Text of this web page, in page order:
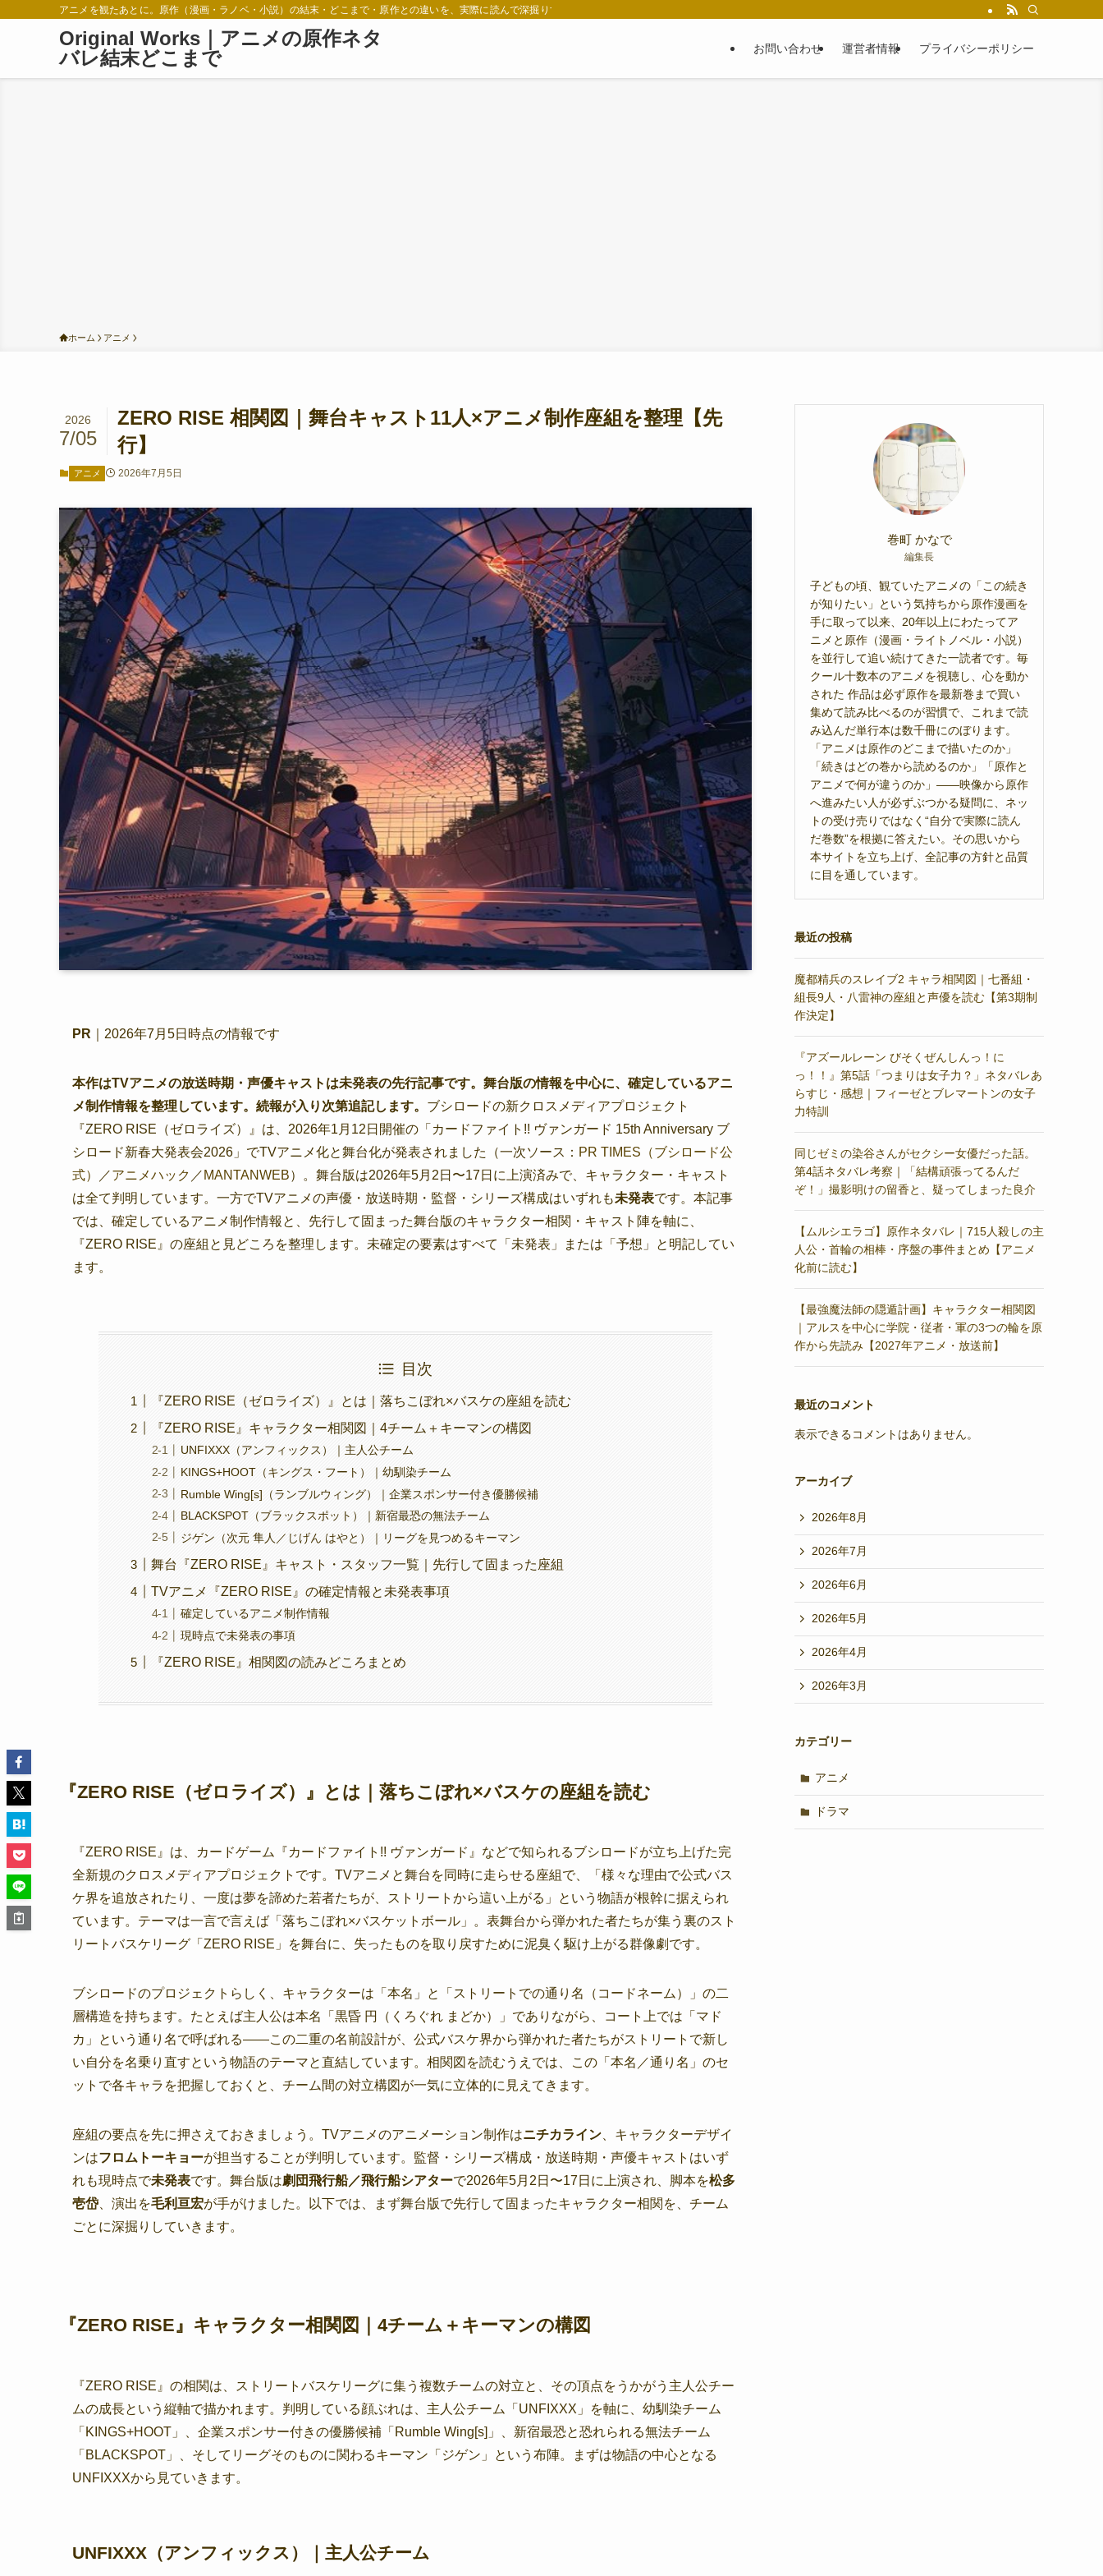
アニメを観たあとに。原作（漫画・ラノベ・小説）の結末・どこまで・原作との違いを、実際に読んで深掘りするメディアです。
Original Works｜アニメの原作ネタ
バレ結末どこまで
お問い合わせ 運営者情報 プライバシーポリシー
ホーム アニメ
ZERO RISE 相関図｜舞台キャスト11人×アニメ制作座組を整理【先
行】
2026
7/05
アニメ 2026年7月5日
PR ｜2026年7月5日時点の情報です
本作はTVアニメの放送時期・声優キャストは未発表の先行記事です。舞台版の情報を中心に、確定しているアニ
メ制作情報を整理しています。続報が入り次第追記します。 ブシロードの新クロスメディアプロジェクト
『ZERO RISE（ゼロライズ）』は、2026年1月12日開催の「カードファイト!! ヴァンガード 15th Anniversary ブ
シロード新春大発表会2026」でTVアニメ化と舞台化が発表されました（一次ソース： PR TIMES（ブシロード公
式）
／アニメハック ／ MANTANWEB）。舞台版は2026年5月2日〜17日に上演済みで、キャラクター・キャスト
は全て判明しています。一方でTVアニメの声優・放送時期・監督・シリーズ構成はいずれも未発表です。本記事
では、確定しているアニメ制作情報と、先行して固まった舞台版のキャラクター相関・キャスト陣を軸に、
『ZERO RISE』の座組と見どころを整理します。未確定の要素はすべて「未発表」または「予想」と明記してい
ます。
目次
『ZERO RISE（ゼロライズ）』とは｜落ちこぼれ×バスケの座組を読む
『ZERO RISE』キャラクター相関図｜4チーム＋キーマンの構図
UNFIXXX（アンフィックス）｜主人公チーム
KINGS+HOOT（キングス・フート）｜幼馴染チーム
Rumble Wing[s]（ランブルウィング）｜企業スポンサー付き優勝候補
BLACKSPOT（ブラックスポット）｜新宿最恐の無法チーム
ジゲン（次元 隼人／じげん はやと）｜リーグを見つめるキーマン
舞台『ZERO RISE』キャスト・スタッフ一覧｜先行して固まった座組
TVアニメ『ZERO RISE』の確定情報と未発表事項
確定しているアニメ制作情報
現時点で未発表の事項
『ZERO RISE』相関図の読みどころまとめ
『ZERO RISE（ゼロライズ）』とは｜落ちこぼれ×バスケの座組を読む
『ZERO RISE』は、カードゲーム『カードファイト!! ヴァンガード』などで知られるブシロードが立ち上げた完
全新規のクロスメディアプロジェクトです。TVアニメと舞台を同時に走らせる座組で、「様々な理由で公式バス
ケ界を追放されたり、一度は夢を諦めた若者たちが、ストリートから這い上がる」という物語が根幹に据えられ
ています。テーマは一言で言えば「落ちこぼれ×バスケットボール」。表舞台から弾かれた者たちが集う裏のスト
リートバスケリーグ「ZERO RISE」を舞台に、失ったものを取り戻すために泥臭く駆け上がる群像劇です。
ブシロードのプロジェクトらしく、キャラクターは「本名」と「ストリートでの通り名（コードネーム）」の二
層構造を持ちます。たとえば主人公は本名「黒昏 円（くろぐれ まどか）」でありながら、コート上では「マド
カ」という通り名で呼ばれる——この二重の名前設計が、公式バスケ界から弾かれた者たちがストリートで新し
い自分を名乗り直すという物語のテーマと直結しています。相関図を読むうえでは、この「本名／通り名」のセ
ットで各キャラを把握しておくと、チーム間の対立構図が一気に立体的に見えてきます。
座組の要点を先に押さえておきましょう。TVアニメのアニメーション制作はニチカライン 、キャラクターデザイ
ンはフロムトーキョーが担当することが判明しています。監督・シリーズ構成・放送時期・声優キャストはいず
れも現時点で未発表です。舞台版は劇団飛行船／飛行船シアターで2026年5月2日〜17日に上演され、脚本を松多
壱岱 、演出を毛利亘宏が手がけました。以下では、まず舞台版で先行して固まったキャラクター相関を、チーム
ごとに深掘りしていきます。
『ZERO RISE』キャラクター相関図｜4チーム＋キーマンの構図
『ZERO RISE』の相関は、ストリートバスケリーグに集う複数チームの対立と、その頂点をうかがう主人公チー
ムの成長という縦軸で描かれます。判明している顔ぶれは、主人公チーム「UNFIXXX」を軸に、幼馴染チーム
「KINGS+HOOT」、企業スポンサー付きの優勝候補「Rumble Wing[s]」、新宿最恐と恐れられる無法チーム
「BLACKSPOT」、そしてリーグそのものに関わるキーマン「ジゲン」という布陣。まずは物語の中心となる
UNFIXXXから見ていきます。
UNFIXXX（アンフィックス）｜主人公チーム
巻町 かなで
編集長
子どもの頃、観ていたアニメの「この続き
が知りたい」という気持ちから原作漫画を
手に取って以来、20年以上にわたってア
ニメと原作（漫画・ライトノベル・小説）
を並行して追い続けてきた一読者です。毎
クール十数本のアニメを視聴し、心を動か
された 作品は必ず原作を最新巻まで買い
集めて読み比べるのが習慣で、これまで読
み込んだ単行本は数千冊にのぼります。
「アニメは原作のどこまで描いたのか」
「続きはどの巻から読めるのか」「原作と
アニメで何が違うのか」——映像から原作
へ進みたい人が必ずぶつかる疑問に、ネッ
トの受け売りではなく“自分で実際に読ん
だ巻数”を根拠に答えたい。その思いから
本サイトを立ち上げ、全記事の方針と品質
に目を通しています。
最近の投稿
魔都精兵のスレイブ2 キャラ相関図｜七番組・
組長9人・八雷神の座組と声優を読む【第3期制
作決定】
『アズールレーン びそくぜんしんっ！に
っ！！』第5話「つまりは女子力？」ネタバレあ
らすじ・感想｜フィーゼとブレマートンの女子
力特訓
同じゼミの染谷さんがセクシー女優だった話。
第4話ネタバレ考察｜「結構頑張ってるんだ
ぞ！」撮影明けの留香と、疑ってしまった良介
【ムルシエラゴ】原作ネタバレ｜715人殺しの主
人公・首輪の相棒・序盤の事件まとめ【アニメ
化前に読む】
【最強魔法師の隠遁計画】キャラクター相関図
｜アルスを中心に学院・従者・軍の3つの輪を原
作から先読み【2027年アニメ・放送前】
最近のコメント
表示できるコメントはありません。
アーカイブ
2026年8月
2026年7月
2026年6月
2026年5月
2026年4月
2026年3月
カテゴリー
アニメ
ドラマ